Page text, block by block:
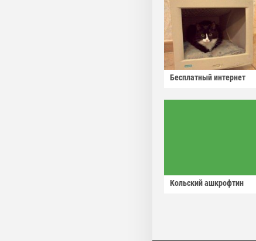
Бесплатный интернет
Кольский ашкрофтин